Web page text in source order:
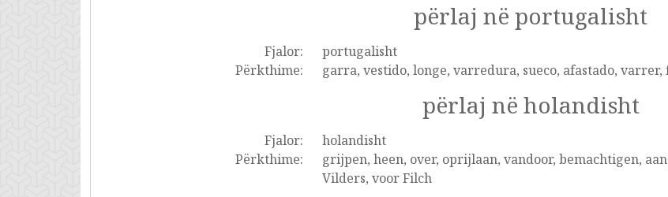
përlaj në portugalisht
Fjalor:
portugalisht
Përkthime:
garra, vestido, longe, varredura, sueco, afastado,
përlaj në holandisht
Fjalor:
holandisht
Përkthime:
grijpen, heen, over, oprijlaan, vandoor, bemachtigen,
Vilders, voor Filch